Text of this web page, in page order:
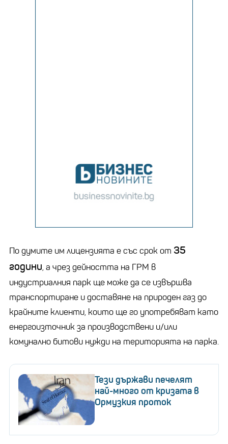
По думите им лицензията е със срок от 35
години, а чрез дейността на ГРМ в
индустриалния парк ще може да се извършва
транспортиране и доставяне на природен газ до
крайните клиенти, които ще го употребяват като
енергоизточник за производствени и/или
комунално битови нужди на територията на парка.
Тези държави печелят
най-много от кризата в
Ормузкия проток